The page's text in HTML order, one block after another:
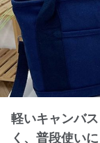
軽いキャンバ
く、普段使い